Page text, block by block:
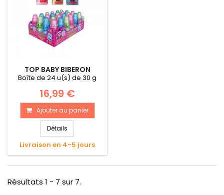
TOP BABY BIBERON
Boîte de 24 u(s) de 30 g
16,99 €
Ajouter au panier
Détails
Livraison en 4-5 jours
Résultats 1 - 7 sur 7.